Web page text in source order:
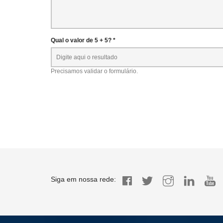
Qual o valor de 5 + 5? *
Precisamos validar o formulário.
Siga em nossa rede: